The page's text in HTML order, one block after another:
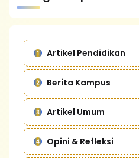
Artikel Pendidikan
Berita Kampus
Artikel Umum
Opini & Refleksi